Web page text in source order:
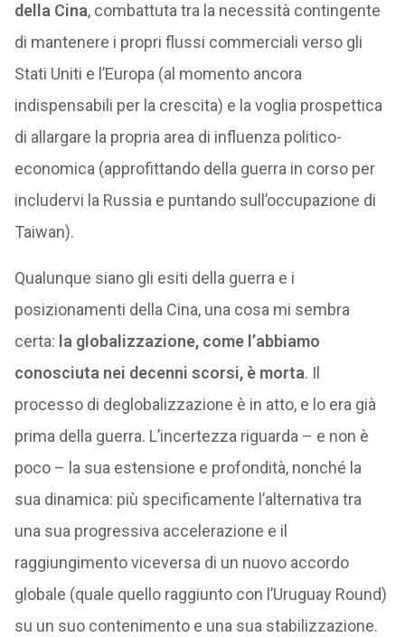
della Cina, combattuta tra la necessità contingente
di mantenere i propri flussi commerciali verso gli
Stati Uniti e l’Europa (al momento ancora
indispensabili per la crescita) e la voglia prospettica
di allargare la propria area di influenza politico-
economica (approfittando della guerra in corso per
includervi la Russia e puntando sull’occupazione di
Taiwan).
Qualunque siano gli esiti della guerra e i
posizionamenti della Cina, una cosa mi sembra
certa: la globalizzazione, come l’abbiamo
conosciuta nei decenni scorsi, è morta. Il
processo di deglobalizzazione è in atto, e lo era già
prima della guerra. L’incertezza riguarda – e non è
poco – la sua estensione e profondità, nonché la
sua dinamica: più specificamente l’alternativa tra
una sua progressiva accelerazione e il
raggiungimento viceversa di un nuovo accordo
globale (quale quello raggiunto con l’Uruguay Round)
su un suo contenimento e una sua stabilizzazione.